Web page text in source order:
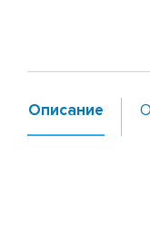
Описание